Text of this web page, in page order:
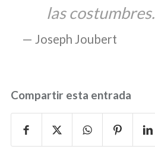
Joseph Joubert
las costumbres.
Compartir esta entrada